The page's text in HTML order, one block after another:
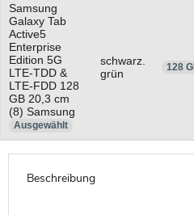
Samsung
Galaxy Tab
Active5
Enterprise
Edition 5G
LTE-TDD &
LTE-FDD 128
GB 20,3 cm
(8) Samsung
Ausgewählt
schwarz.
grün
128
Beschreibung